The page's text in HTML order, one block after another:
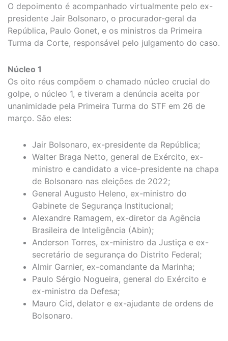
O depoimento é acompanhado virtualmente pelo ex-
presidente Jair Bolsonaro, o procurador-geral da
República, Paulo Gonet, e os ministros da Primeira
Turma da Corte, responsável pelo julgamento do caso.
Núcleo 1
Os oito réus compõem o chamado núcleo crucial do
golpe, o núcleo 1, e tiveram a denúncia aceita por
unanimidade pela Primeira Turma do STF em 26 de
março. São eles:
Jair Bolsonaro, ex-presidente da República;
Walter Braga Netto, general de Exército, ex-
ministro e candidato a vice-presidente na chapa
de Bolsonaro nas eleições de 2022;
General Augusto Heleno, ex-ministro do
Gabinete de Segurança Institucional;
Alexandre Ramagem, ex-diretor da Agência
Brasileira de Inteligência (Abin);
Anderson Torres, ex-ministro da Justiça e ex-
secretário de segurança do Distrito Federal;
Almir Garnier, ex-comandante da Marinha;
Paulo Sérgio Nogueira, general do Exército e
ex-ministro da Defesa;
Mauro Cid, delator e ex-ajudante de ordens de
Bolsonaro.